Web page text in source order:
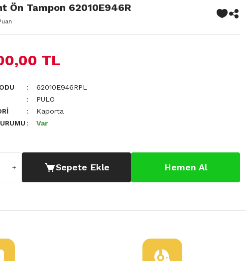
Ön Tampon 62010E946R
TL
62010E946RPL
PULO
Kaporta
Var
Sepete Ekle Hemen Al